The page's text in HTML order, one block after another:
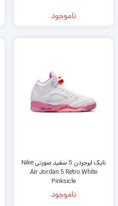
ناموجود
نایک ایرجردن 5 سفید صورتی Nike
Air Jordan 5 Retro White
Pinksicle
ناموجود